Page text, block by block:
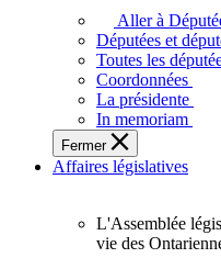
députés
vous
représentent
sein
de
l'Assemblée
législative
l'Ontario.
Aller à
Députées et
Toutes les
Coordonnées
La présidente
In memoriam
Fermer
Affaires législatives
L'Assemblée
L'Assemblée
vie des